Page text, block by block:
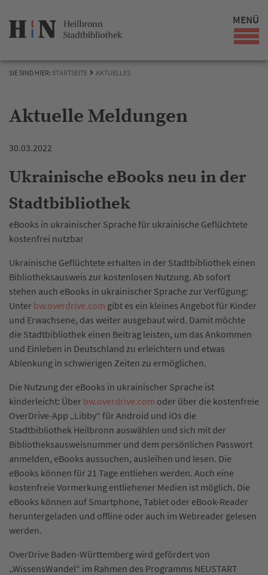
MENÜ
SIE SIND HIER: STARTSEITE AKTUELLES
Aktuelle Meldungen
30.03.2022
Ukrainische eBooks neu in der
Stadtbibliothek
eBooks in ukrainischer Sprache für ukrainische Geflüchtete
kostenfrei nutzbar
Ukrainische Geflüchtete erhalten in der Stadtbibliothek einen
Bibliotheksausweis zur kostenlosen Nutzung. Ab sofort
stehen auch eBooks in ukrainischer Sprache zur Verfügung:
Unter bw.overdrive.com gibt es ein kleines Angebot für Kinder
und Erwachsene, das weiter ausgebaut wird. Damit möchte
die Stadtbibliothek einen Beitrag leisten, um das Ankommen
und Einleben in Deutschland zu erleichtern und etwas
Ablenkung in schwierigen Zeiten zu ermöglichen.
Die Nutzung der eBooks in ukrainischer Sprache ist
kinderleicht: Über bw.overdrive.com oder über die kostenfreie
OverDrive-App „Libby“ für Android und iOs die
Stadtbibliothek Heilbronn auswählen und sich mit der
Bibliotheksausweisnummer und dem persönlichen Passwort
anmelden, eBooks aussuchen, ausleihen und lesen. Die
eBooks können für 21 Tage entliehen werden. Auch eine
kostenfreie Vormerkung entliehener Medien ist möglich. Die
eBooks können auf Smartphone, Tablet oder eBook-Reader
heruntergeladen und offline oder auch im Webreader gelesen
werden.
OverDrive Baden-Württemberg wird gefördert von
„WissensWandel“ im Rahmen des Programms NEUSTART